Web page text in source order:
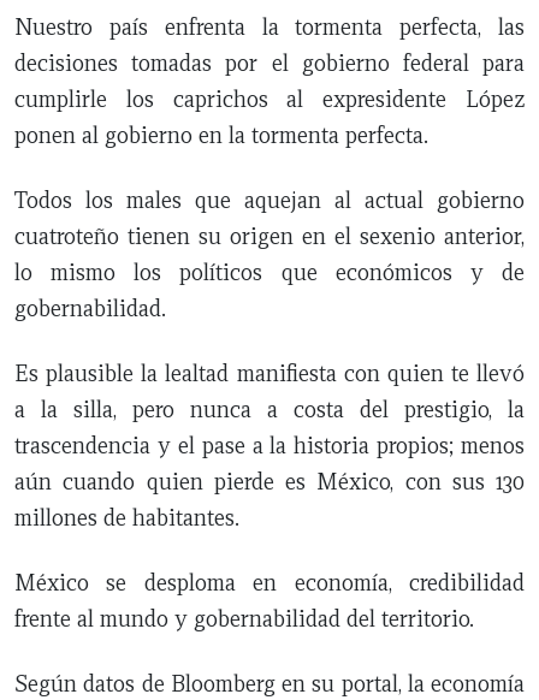
Nuestro país enfrenta la tormenta perfecta, las
decisiones tomadas por el gobierno federal para
cumplirle los caprichos al expresidente López
ponen al gobierno en la tormenta perfecta.
Todos los males que aquejan al actual gobierno
cuatroteño tienen su origen en el sexenio anterior,
lo mismo los políticos que económicos y de
gobernabilidad.
Es plausible la lealtad manifiesta con quien te llevó
a la silla, pero nunca a costa del prestigio, la
trascendencia y el pase a la historia propios; menos
aún cuando quien pierde es México, con sus 130
millones de habitantes.
México se desploma en economía, credibilidad
frente al mundo y gobernabilidad del territorio.
Según datos de Bloomberg en su portal, la economía